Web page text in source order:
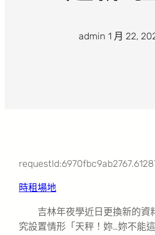
admin 1 月 22,
時租場地
吉林年夜學近日更換新的資
究設置情形「天秤！妳…妳不能